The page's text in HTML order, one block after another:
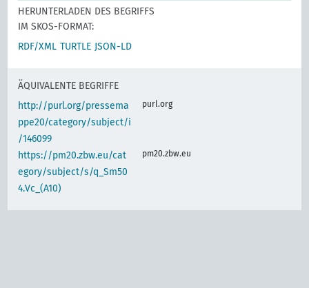
HERUNTERLADEN DES BEGRIFFS
IM SKOS-FORMAT:
RDF/XML TURTLE JSON-LD
ÄQUIVALENTE BEGRIFFE
http://purl.org/pressema
ppe20/category/subject/i
/146099
purl.org
https://pm20.zbw.eu/cat
egory/subject/s/q_Sm50
4.Vc_(A10)
pm20.zbw.eu